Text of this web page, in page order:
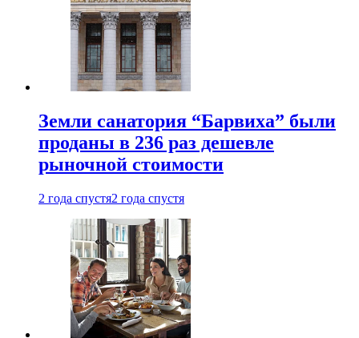
Земли санатория “Барвиха” были
проданы в 236 раз дешевле
рыночной стоимости
2 года спустя2 года спустя